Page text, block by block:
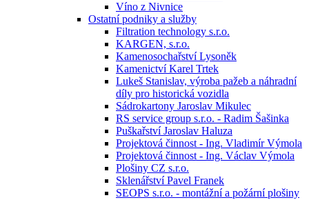
Víno z Nivnice
Ostatní podniky a služby
Filtration technology s.r.o.
KARGEN, s.r.o.
Kamenosochařství Lysoněk
Kamenictví Karel Trtek
Lukeš Stanislav, výroba pažeb a náhradní
díly pro historická vozidla
Sádrokartony Jaroslav Mikulec
RS service group s.r.o. - Radim Šašinka
Puškařství Jaroslav Haluza
Projektová činnost - Ing. Vladimír Výmola
Projektová činnost - Ing. Václav Výmola
Plošiny CZ s.r.o.
Sklenářství Pavel Franek
SEOPS s.r.o. - montážní a požární plošiny